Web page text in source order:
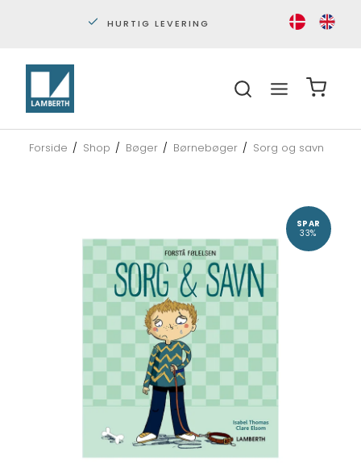
PERSONLIG KUNDESERVICE
Forside / Shop / Bøger / Børnebøger / Sorg og savn
SPAR
33%